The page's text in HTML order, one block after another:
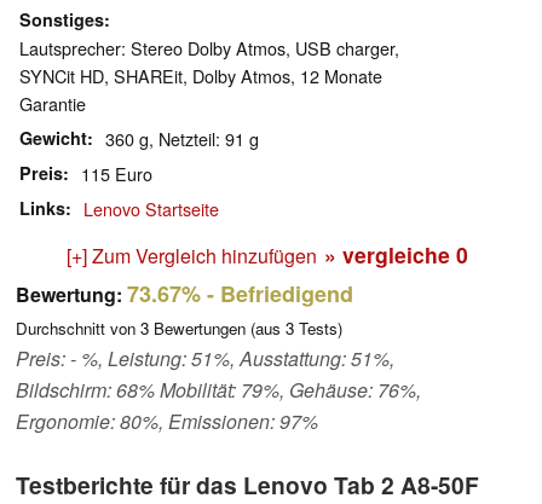
Sonstiges
Lautsprecher: Stereo Dolby Atmos, USB charger,
SYNCit HD, SHAREit, Dolby Atmos, 12 Monate
Garantie
Gewicht 360 g, Netzteil: 91 g
Preis 115 Euro
Links Lenovo Startseite
[+] Zum Vergleich hinzufügen » vergleiche 0
Bewertung: 73.67%- Befriedigend
Durchschnitt von 3 Bewertungen (aus 3 Tests)
Preis: - %, Leistung: 51%, Ausstattung: 51%,
Bildschirm: 68% Mobilität: 79%, Gehäuse: 76%,
Ergonomie: 80%, Emissionen: 97%
Testberichte für das Lenovo Tab 2 A8-50F